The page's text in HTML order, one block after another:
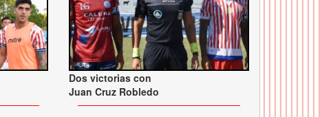
Dos victorias con
Juan Cruz Robledo